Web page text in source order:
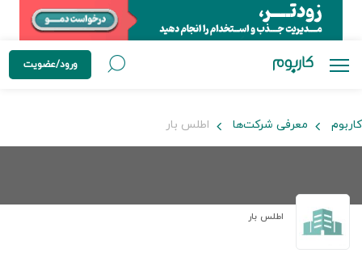
ورود/عضویت
کاربوم معرفی شرکت‌ها اطلس بار
اطلس بار